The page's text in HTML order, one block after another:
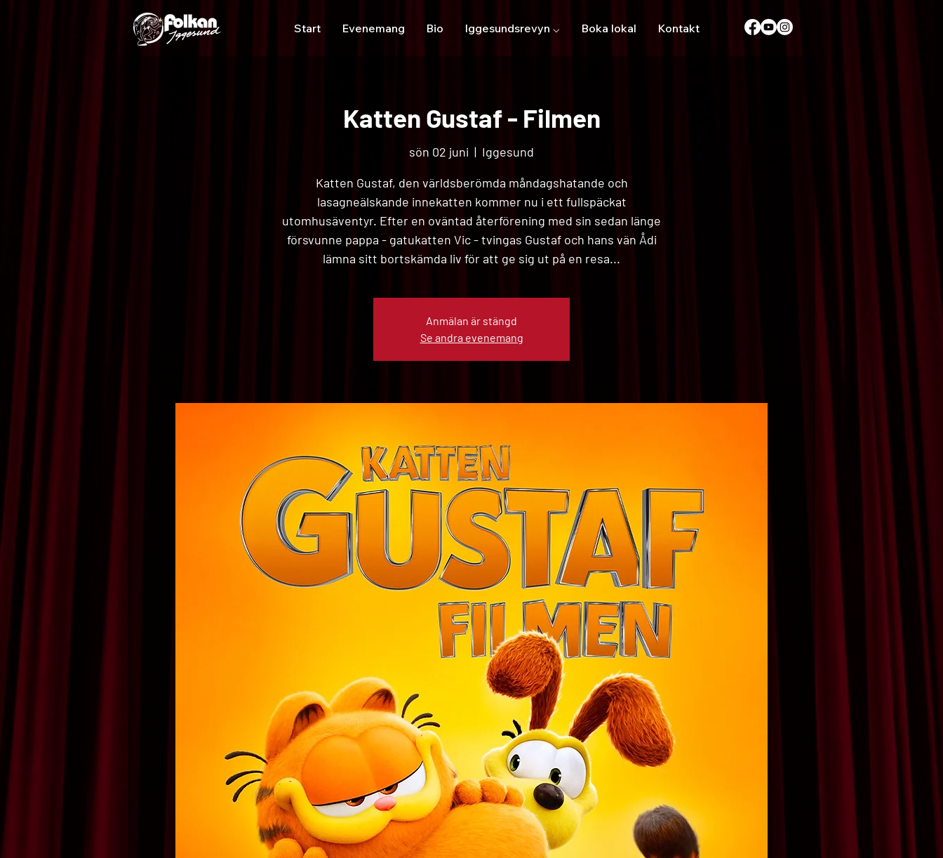
Start Evenemang Bio Iggesundsrevyn ⌵ Boka lokal Kontakt
Katten Gustaf - Filmen
sön 02 juni
  |
Iggesund
Katten Gustaf, den världsberömda måndagshatande och
lasagneälskande innekatten kommer nu i ett fullspäckat
utomhusäventyr. Efter en oväntad återförening med sin sedan länge
försvunne pappa - gatukatten Vic - tvingas Gustaf och hans vän Ådi
lämna sitt bortskämda liv för att ge sig ut på en resa...
Anmälan är stängd
Se andra evenemang